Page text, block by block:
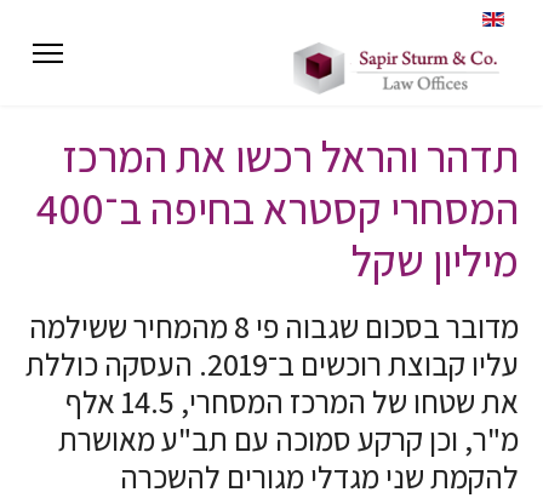
תדהר והראל רכשו את המרכז
המסחרי קסטרא בחיפה ב־400
מיליון שקל
מדובר בסכום שגבוה פי 8 מהמחיר ששילמה
עליו קבוצת רוכשים ב־2019. העסקה כוללת
את שטחו של המרכז המסחרי, 14.5 אלף
מ"ר, וכן קרקע סמוכה עם תב"ע מאושרת
להקמת שני מגדלי מגורים להשכרה